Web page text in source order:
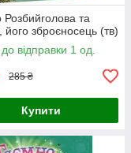
Розбийголова та
зброєносець (тв)
відправки 1 од.
285 ₴
Купити